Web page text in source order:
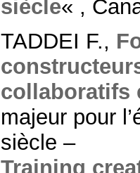
siècle« ,
TADDEI F.,
collaboratifs
majeur pour
siècle –
Training